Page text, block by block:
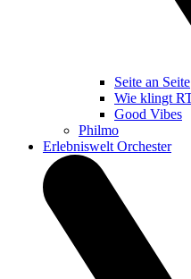
Seite an Seite
Wie klingt
Good Vibes
Philmo
Erlebniswelt Orchester